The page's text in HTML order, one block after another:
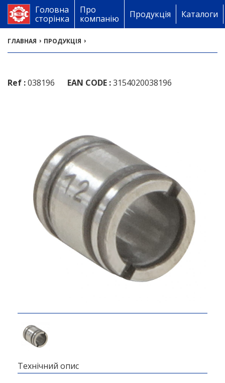
Головна
сторінка
Про
компанію
Продукція Каталоги
ГЛАВНАЯ › ПРОДУКЦІЯ ›
Ref :038196 EAN CODE :3154020038196
Технічний опис